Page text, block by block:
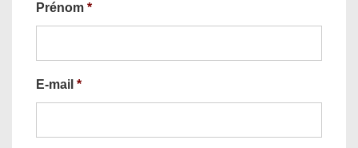
Prénom *
E-mail *